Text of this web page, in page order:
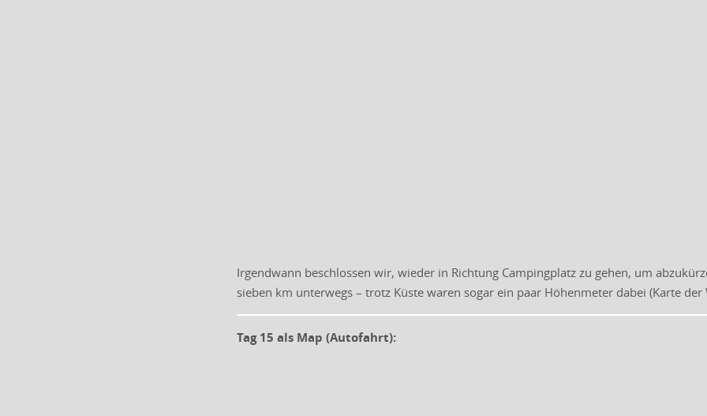
Irgendwann beschlossen wir, wieder in Richtung Campingplatz zu gehen, um
sieben km unterwegs – trotz Küste waren sogar ein paar Höhenmeter dabei (Karte der
Tag 15 als Map (Autofahrt):